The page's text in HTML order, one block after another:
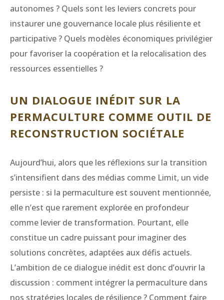
autonomes ? Quels sont les leviers concrets pour
instaurer une gouvernance locale plus résiliente et
participative ? Quels modèles économiques privilégier
pour favoriser la coopération et la relocalisation des
ressources essentielles ?
UN DIALOGUE INÉDIT SUR LA
PERMACULTURE COMME OUTIL DE
RECONSTRUCTION SOCIÉTALE
Aujourd’hui, alors que les réflexions sur la transition
s’intensifient dans des médias comme Limit, un vide
persiste : si la permaculture est souvent mentionnée,
elle n’est que rarement explorée en profondeur
comme levier de transformation. Pourtant, elle
constitue un cadre puissant pour imaginer des
solutions concrètes, adaptées aux défis actuels.
L’ambition de ce dialogue inédit est donc d’ouvrir la
discussion : comment intégrer la permaculture dans
nos stratégies locales de résilience ? Comment faire